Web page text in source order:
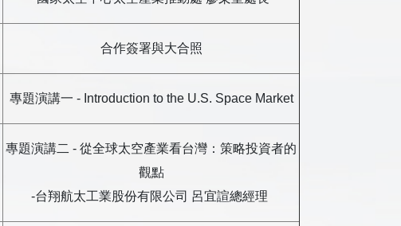
合作簽署與大合照
專題演講一 - Introduction to the U.S. Space Market
專題演講二 - 從全球太空產業看台灣：策略投資者的
觀點
-台翔航太工業股份有限公司 呂宜諠總經理